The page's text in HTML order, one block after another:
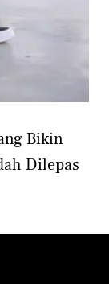
Bikin
Dilepas